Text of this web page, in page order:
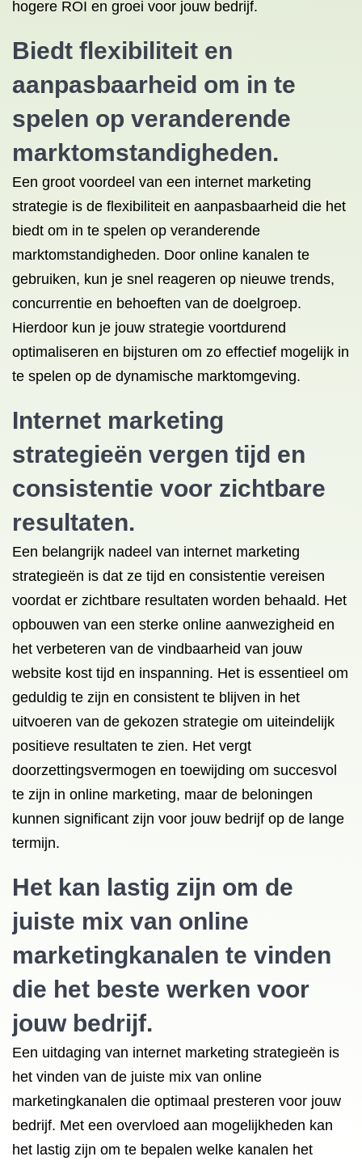
hogere ROI en groei voor jouw bedrijf.
Biedt flexibiliteit en
aanpasbaarheid om in te
spelen op veranderende
marktomstandigheden.
Een groot voordeel van een internet marketing
strategie is de flexibiliteit en aanpasbaarheid die het
biedt om in te spelen op veranderende
marktomstandigheden. Door online kanalen te
gebruiken, kun je snel reageren op nieuwe trends,
concurrentie en behoeften van de doelgroep.
Hierdoor kun je jouw strategie voortdurend
optimaliseren en bijsturen om zo effectief mogelijk in
te spelen op de dynamische marktomgeving.
Internet marketing
strategieën vergen tijd en
consistentie voor zichtbare
resultaten.
Een belangrijk nadeel van internet marketing
strategieën is dat ze tijd en consistentie vereisen
voordat er zichtbare resultaten worden behaald. Het
opbouwen van een sterke online aanwezigheid en
het verbeteren van de vindbaarheid van jouw
website kost tijd en inspanning. Het is essentieel om
geduldig te zijn en consistent te blijven in het
uitvoeren van de gekozen strategie om uiteindelijk
positieve resultaten te zien. Het vergt
doorzettingsvermogen en toewijding om succesvol
te zijn in online marketing, maar de beloningen
kunnen significant zijn voor jouw bedrijf op de lange
termijn.
Het kan lastig zijn om de
juiste mix van online
marketingkanalen te vinden
die het beste werken voor
jouw bedrijf.
Een uitdaging van internet marketing strategieën is
het vinden van de juiste mix van online
marketingkanalen die optimaal presteren voor jouw
bedrijf. Met een overvloed aan mogelijkheden kan
het lastig zijn om te bepalen welke kanalen het